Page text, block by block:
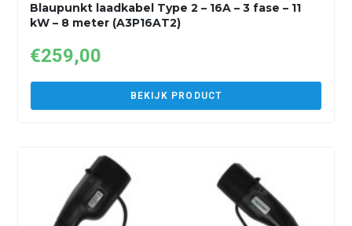
Blaupunkt laadkabel Type 2 – 16A – 3 fase – 11
kW – 8 meter (A3P16AT2)
€259,00
BEKIJK PRODUCT